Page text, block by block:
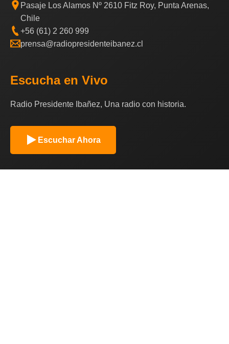
Pasaje Los Alamos Nº 2610 Fitz Roy, Punta Arenas,
Chile
+56 (61) 2 260 999
prensa@radiopresidenteibanez.cl
Escucha en Vivo
Radio Presidente Ibañez, Una radio con historia.
Escuchar Ahora